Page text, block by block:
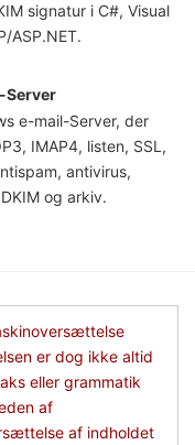
signatur i C#, Visual
ASP.NET.
Server
e-mail-Server, der
IMAP4, listen, SSL,
antivirus,
og arkiv.
er dog ikke altid
eller grammatik
af
af indholdet